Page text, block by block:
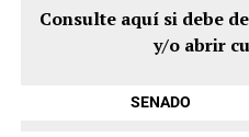
Consulte aquí si debe
y/o abrir
SENADO